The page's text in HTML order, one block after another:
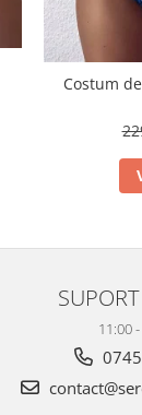
Costum
11:00